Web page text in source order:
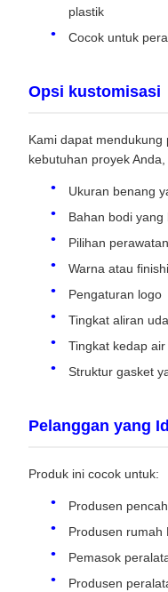
plastik
Cocok untuk
Opsi kustomisasi
Kami dapat mendukung
kebutuhan proyek
Ukuran benang
Bahan bodi yang
Pilihan
Warna atau
Pengaturan logo
Tingkat aliran
Tingkat kedap
Struktur gasket
Pelanggan yang
Produk ini cocok untuk:
Produsen
Produsen rumah
Pemasok
Produsen